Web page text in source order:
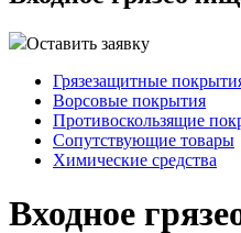
Оставить заявку
Грязезащитные
Ворсовые покрытия
Противоскользящие
Сопутствующие товары
Химические средства
Входное